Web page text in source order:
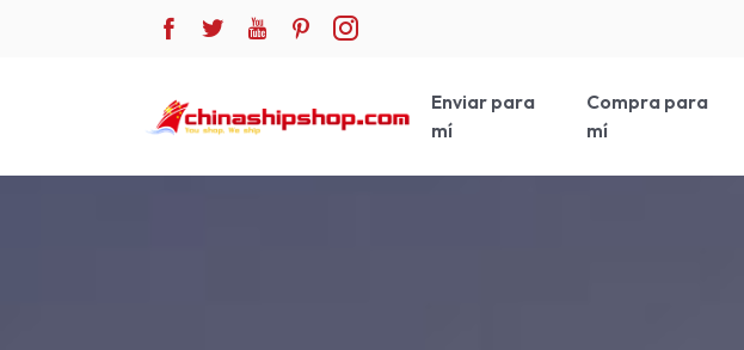
Enviar para
mí
Compra para
mí